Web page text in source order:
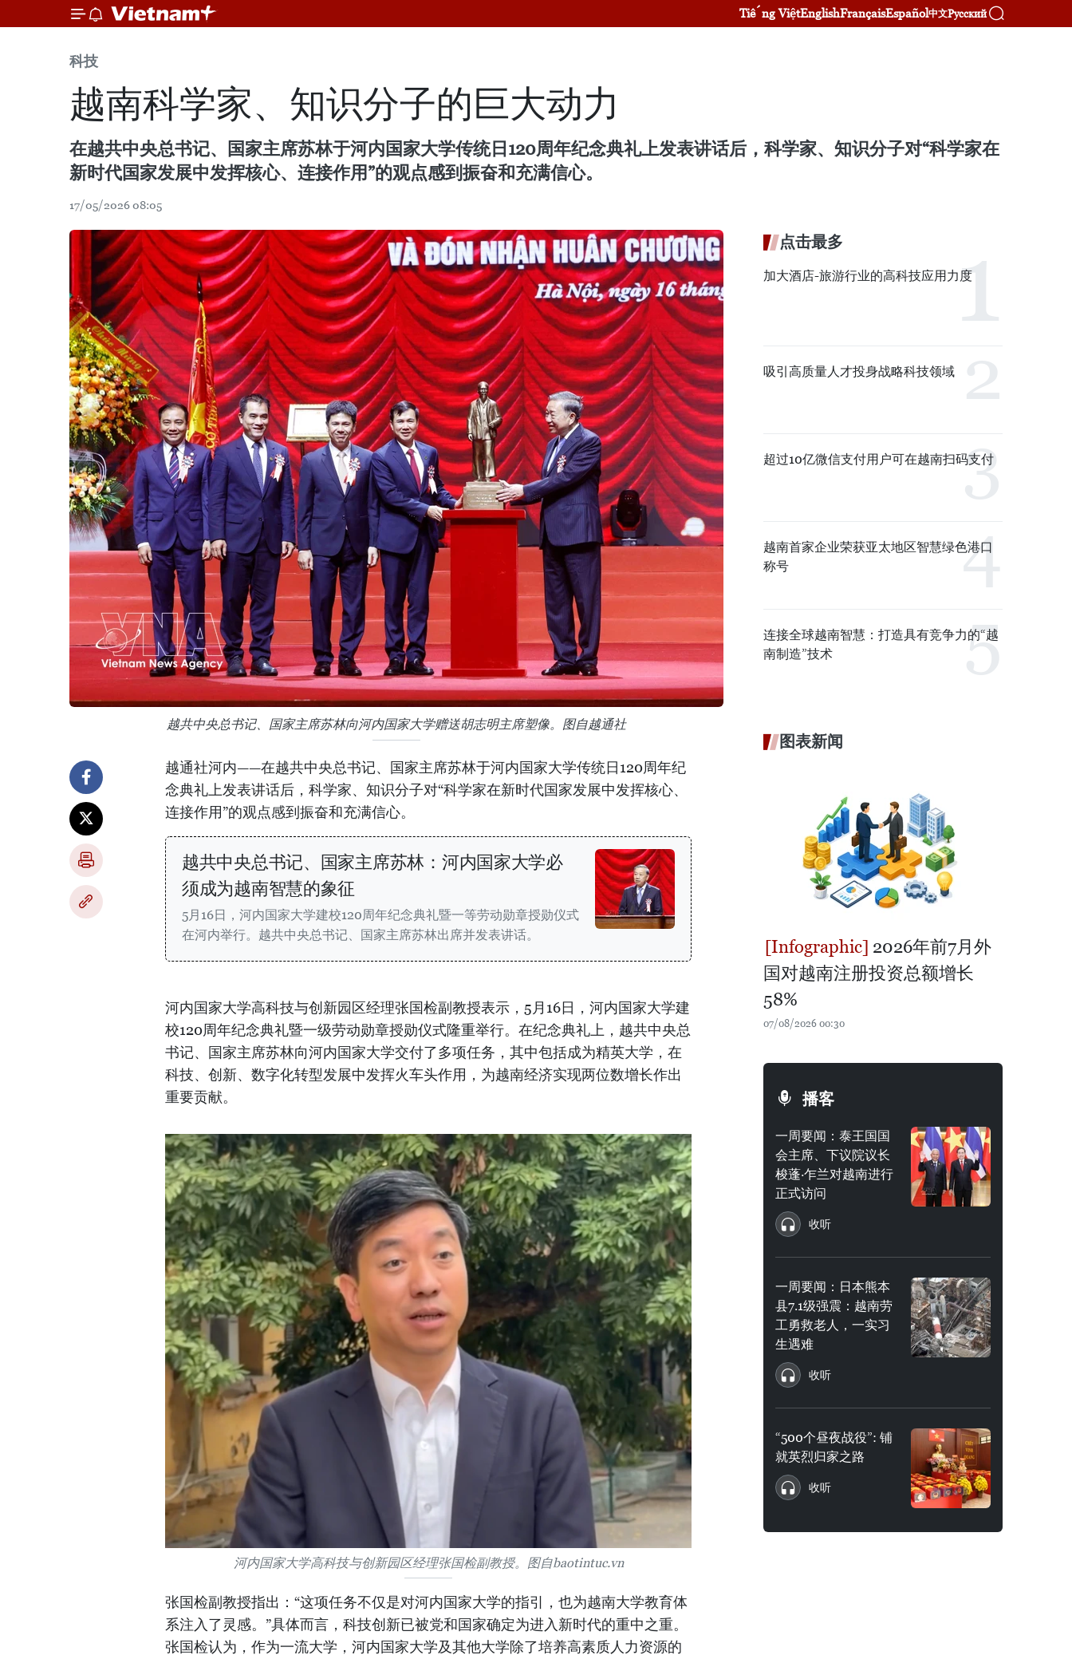
Tiếng ViệtEnglishFrançaisEspañol中文Русский
科技
越南科学家、知识分子的巨大动力
在越共中央总书记、国家主席苏林于河内国家大学传统日120周年纪念典礼上发表讲话后，科学家、知识分子对“科学家在
新时代国家发展中发挥核心、连接作用”的观点感到振奋和充满信心。
17/05/2026 08:05
越共中央总书记、国家主席苏林向河内国家大学赠送胡志明主席塑像。图自越通社
越通社河内——在越共中央总书记、国家主席苏林于河内国家大学传统日120周年纪
念典礼上发表讲话后，科学家、知识分子对“科学家在新时代国家发展中发挥核心、
连接作用”的观点感到振奋和充满信心。
越共中央总书记、国家主席苏林：河内国家大学必
须成为越南智慧的象征
5月16日，河内国家大学建校120周年纪念典礼暨一等劳动勋章授勋仪式
在河内举行。越共中央总书记、国家主席苏林出席并发表讲话。
河内国家大学高科技与创新园区经理张国检副教授表示，5月16日，河内国家大学建
校120周年纪念典礼暨一级劳动勋章授勋仪式隆重举行。在纪念典礼上，越共中央总
书记、国家主席苏林向河内国家大学交付了多项任务，其中包括成为精英大学，在
科技、创新、数字化转型发展中发挥火车头作用，为越南经济实现两位数增长作出
重要贡献。
河内国家大学高科技与创新园区经理张国检副教授。图自baotintuc.vn
张国检副教授指出：“这项任务不仅是对河内国家大学的指引，也为越南大学教育体
系注入了灵感。”具体而言，科技创新已被党和国家确定为进入新时代的重中之重。
张国检认为，作为一流大学，河内国家大学及其他大学除了培养高素质人力资源的
点击最多
加大酒店-旅游行业的高科技应用力度
吸引高质量人才投身战略科技领域
超过10亿微信支付用户可在越南扫码支付
越南首家企业荣获亚太地区智慧绿色港口
称号
连接全球越南智慧：打造具有竞争力的“越
南制造”技术
图表新闻
2026年前7月外
国对越南注册投资总额增长
58%
07/08/2026 00:30
播客
一周要闻：泰王国国
会主席、下议院议长
梭蓬·乍兰对越南进行
正式访问
收听
一周要闻：日本熊本
县7.1级强震：越南劳
工勇救老人，一实习
生遇难
收听
“500个昼夜战役”: 铺
就英烈归家之路
收听